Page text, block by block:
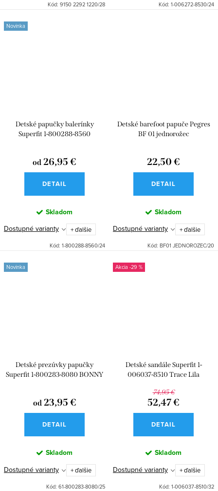
Kód: 9150 2292 1220/28 Kód: 1-006272-8530/24
Novinka
Detské papučky balerínky
Superfit 1-800288-8560
od 26,95 €
DETAIL
Skladom
Dostupné varianty + ďalšie
Kód: 1-800288-8560/24
Detské barefoot papuče Pegres
BF 01 jednorožec
22,50 €
DETAIL
Skladom
Dostupné varianty + ďalšie
Kód: BF01 JEDNOROZEC/20
Novinka
Detské prezúvky papučky
Superfit 1-800283-8080 BONNY
od23,95 €
DETAIL
Skladom
Dostupné varianty + ďalšie
Kód: 61-800283-8080/25
-29 %
Detské sandále Superfit 1-
006037-8510 Trace Lila
74,95 €
52,47 €
DETAIL
Skladom
Dostupné varianty + ďalšie
Kód: 1-006037-8510/32